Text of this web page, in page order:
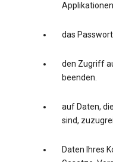
das
den Zugriff
beenden.
auf Daten,
sind,
Daten Ihres